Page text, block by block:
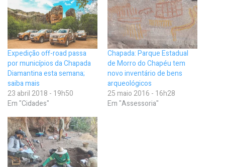
Expedição off-road passa
por municípios da Chapada
Diamantina esta semana;
saiba mais
23 abril 2018 - 19h50
Em "Cidades"
Chapada: Parque Estadual
de Morro do Chapéu tem
novo inventário de bens
arqueológicos
25 maio 2016 - 16h28
Em "Assessoria"